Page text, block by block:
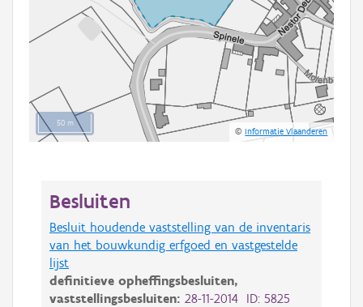
50 m
©Informatie Vlaanderen
Besluiten
Besluit houdende vaststelling van de inventaris
van het bouwkundig erfgoed en vastgestelde
lijst
definitieve opheffingsbesluiten,
vaststellingsbesluiten: 28-11-2014 ID: 5825